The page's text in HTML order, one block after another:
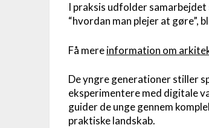
I praksis udfolder
“hvordan man plejer at gøre”,
Få mereinformation om
De yngre generationer stiller
eksperimentere med digitale
guider de unge gennem
praktiske landskab.